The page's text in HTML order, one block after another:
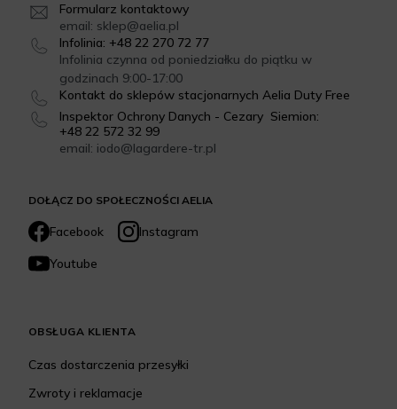
DOŁĄCZ DO SPOŁECZNOŚCI AELIA
Facebook
Instagram
Youtube
Formularz kontaktowy
email: sklep@aelia.pl
Infolinia: +48 22 270 72 77
Infolinia czynna od poniedziałku do piątku w
godzinach 9:00-17:00
Kontakt do sklepów stacjonarnych Aelia Duty Free
Inspektor Ochrony Danych - Cezary Siemion:
+48 22 572 32 99
email: iodo@lagardere-tr.pl
OBSŁUGA KLIENTA
Czas dostarczenia przesyłki
Zwroty i reklamacje